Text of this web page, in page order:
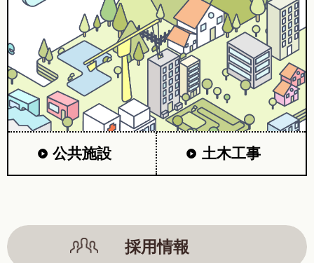
公共施設 土木工事
採用情報